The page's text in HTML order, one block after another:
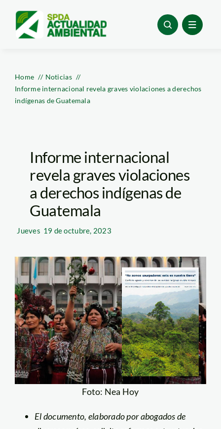
content
Home
Noticias
Informe internacional revela graves violaciones a derechos
indígenas de Guatemala
Informe internacional
revela graves violaciones
a derechos indígenas de
Guatemala
Jueves 19 de octubre, 2023
Foto: Nea Hoy
El documento, elaborado por abogados de